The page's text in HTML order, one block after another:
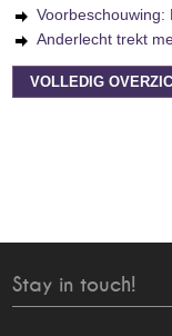
Voorbeschouwing:
Anderlecht trekt
VOLLEDIG
Stay in touch!